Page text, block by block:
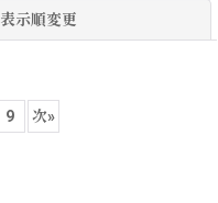
表示順変更
9 次»